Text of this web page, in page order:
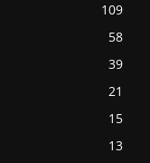
109
58
39
21
15
13